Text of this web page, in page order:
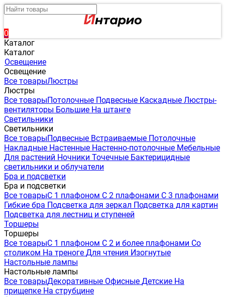
0
Каталог
Каталог
Освещение
Освещение
Все товарыЛюстры
Люстры
Все товарыПотолочные Подвесные Каскадные Люстры-
вентиляторы Большие На штанге
Светильники
Светильники
Все товарыПодвесные Встраиваемые Потолочные
Накладные Настенные Настенно-потолочные Мебельные
Для растений Ночники Точечные Бактерицидные
светильники и облучатели
Бра и подсветки
Бра и подсветки
Все товарыС 1 плафоном С 2 плафонами С 3 плафонами
Гибкие бра Подсветка для зеркал Подсветка для картин
Подсветка для лестниц и ступеней
Торшеры
Торшеры
Все товарыС 1 плафоном С 2 и более плафонами Со
столиком На треноге Для чтения Изогнутые
Настольные лампы
Настольные лампы
Все товарыДекоративные Офисные Детские На
прищепке На струбцине